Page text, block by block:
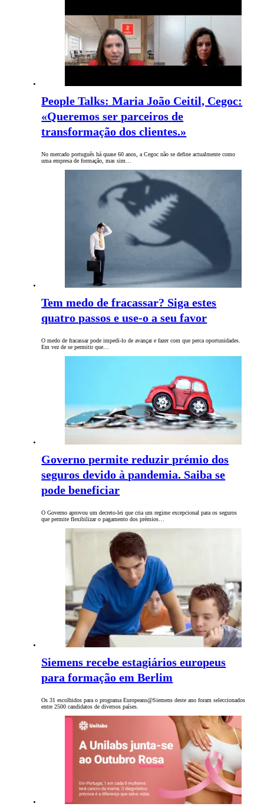
People Talks: Maria João Ceitil, Cegoc:
«Queremos ser parceiros de
transformação dos clientes.»
No mercado português há quase 60 anos, a Cegoc não se define actualmente como
uma empresa de formação, mas sim…
Tem medo de fracassar? Siga estes
quatro passos e use-o a seu favor
O medo de fracassar pode impedi-lo de avançar e fazer com que perca oportunidades.
Em vez de se permitir que…
Governo permite reduzir prémio dos
seguros devido à pandemia. Saiba se
pode beneficiar
O Governo aprovou um decreto-lei que cria um regime excepcional para os seguros
que permite flexibilizar o pagamento dos prémios…
Siemens recebe estagiários europeus
para formação em Berlim
Os 31 escolhidos para o programa Europeans@Siemens deste ano foram seleccionados
entre 2500 candidatos de diversos países.